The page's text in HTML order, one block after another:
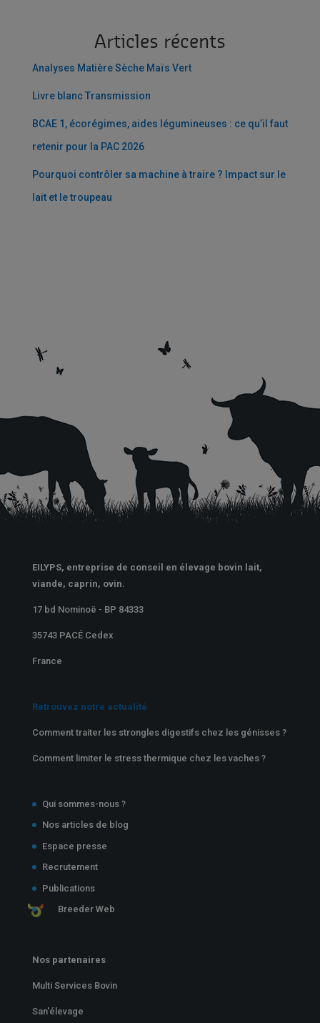
Articles récents
Analyses Matière Sèche Maïs Vert ­
Livre blanc Transmission
BCAE 1, écorégimes, aides légumineuses : ce qu’il faut
retenir pour la PAC 2026
Pourquoi contrôler sa machine à traire ? Impact sur le
lait et le troupeau
EILYPS, entreprise de conseil en élevage bovin lait,
viande, caprin, ovin.
17 bd Nominoë - BP 84333
35743 PACÉ Cedex
France
Retrouvez notre actualité
Comment traiter les strongles digestifs chez les génisses ?
Comment limiter le stress thermique chez les vaches ?
Qui sommes-nous ?
Nos articles de blog
Espace presse
Recrutement
Publications
Breeder Web
Nos partenaires
Multi Services Bovin
San'élevage